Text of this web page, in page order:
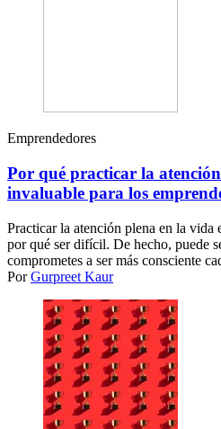
Emprendedores
Por qué practicar la
invaluable para los
Practicar la atención plena en la vida
por qué ser difícil. De hecho, puede
comprometes a ser más consciente
PorGurpreet Kaur